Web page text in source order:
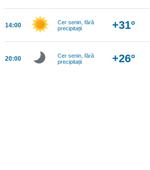
14:00
Cer senin, fără
precipitații
+31°
20:00
Cer senin, fără
precipitații
+26°